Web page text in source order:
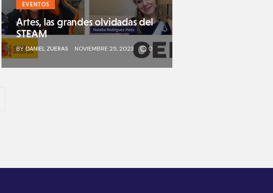
EVENTOS
Artes, las grandes olvidadas del
STEAM
BY DANIEL ZUERAS NOVIEMBRE 25, 2023 0